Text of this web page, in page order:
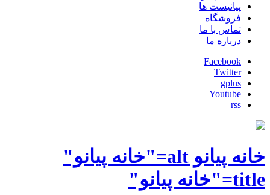
پیانیست ها
فروشگاه
تماس با ما
درباره ما
Facebook
Twitter
gplus
Youtube
rss
خانه پیانو alt="خانه پیانو"
title="خانه پیانو"